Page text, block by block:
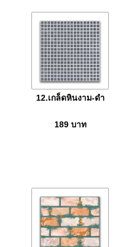
12.เกล็ดหินงาม-ดำ
189 บาท